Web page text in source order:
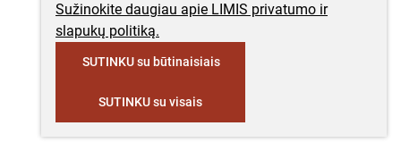
Sužinokite daugiau apie LIMIS privatumo ir
slapukų politiką.
SUTINKU su būtinaisiais
SUTINKU su visais